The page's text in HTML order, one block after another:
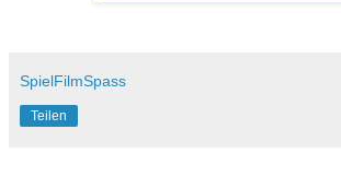
SpielFilmSpass
Teilen